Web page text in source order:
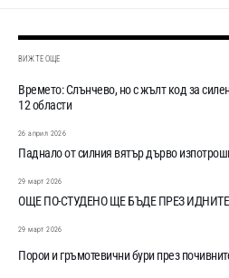
ВИЖТЕ ОЩЕ
Времето: Слънчево, но с жълт код за
12 области
26 април 2026
Паднало от силния вятър дърво
29 март 2026
ОЩЕ ПО-СТУДЕНО ЩЕ БЪДЕ ПРЕЗ
29 март 2026
Порои и гръмотевични бури през